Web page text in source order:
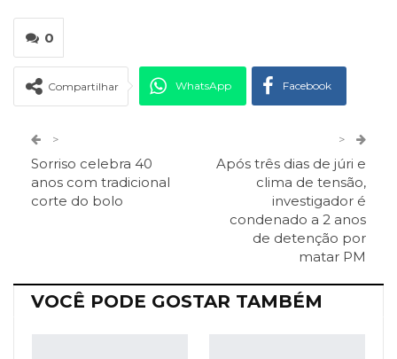
0
Compartilhar WhatsApp Facebook
Viber O email
>
Sorriso celebra 40
anos com tradicional
corte do bolo
>
Após três dias de júri e
clima de tensão,
investigador é
condenado a 2 anos
de detenção por
matar PM
VOCÊ PODE GOSTAR TAMBÉM